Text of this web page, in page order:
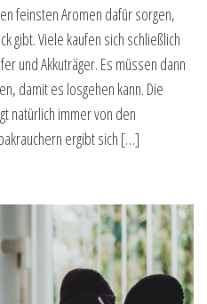
feinsten Aromen dafür sorgen,
gibt. Viele kaufen sich schließlich
und Akkuträger. Es müssen dann
damit es losgehen kann. Die
natürlich immer von den
ergibt sich […]